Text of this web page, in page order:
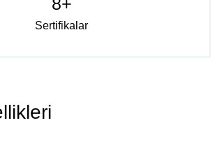
Sertifikalar